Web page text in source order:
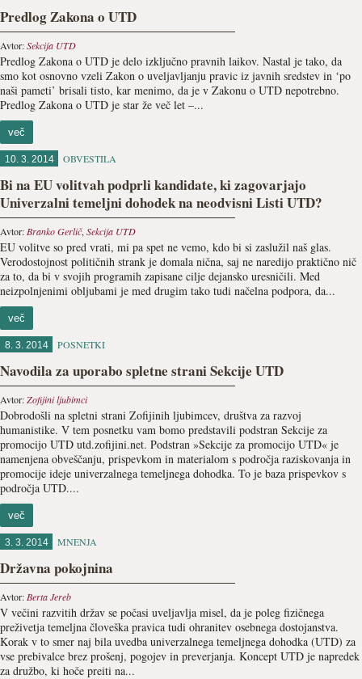
Predlog Zakona o UTD
Avtor:Sekcija UTD
Predlog Zakona o UTD je delo izključno pravnih laikov. Nastal je tako, da
smo kot osnovno vzeli Zakon o uveljavljanju pravic iz javnih sredstev in ‘po
naši pameti’ brisali tisto, kar menimo, da je v Zakonu o UTD nepotrebno.
Predlog Zakona o UTD je star že več let –...
več
10. 3. 2014 OBVESTILA
Bi na EU volitvah podprli kandidate, ki zagovarjajo
Univerzalni temeljni dohodek na neodvisni Listi UTD?
Avtor: Branko Gerlič, Sekcija UTD
EU volitve so pred vrati, mi pa spet ne vemo, kdo bi si zaslužil naš glas.
Verodostojnost političnih strank je domala nična, saj ne naredijo praktično nič
za to, da bi v svojih programih zapisane cilje dejansko uresničili. Med
neizpolnjenimi obljubami je med drugim tako tudi načelna podpora, da...
več
8. 3. 2014 POSNETKI
Navodila za uporabo spletne strani Sekcije UTD
Avtor:Zofijini ljubimci
Dobrodošli na spletni strani Zofijinih ljubimcev, društva za razvoj
humanistike. V tem posnetku vam bomo predstavili podstran Sekcije za
promocijo UTD utd.zofijini.net. Podstran »Sekcije za promocijo UTD« je
namenjena obveščanju, prispevkom in materialom s področja raziskovanja in
promocije ideje univerzalnega temeljnega dohodka. To je baza prispevkov s
področja UTD....
več
3. 3. 2014 MNENJA
Državna pokojnina
Avtor: Berta Jereb
V večini razvitih držav se počasi uveljavlja misel, da je poleg fizičnega
preživetja temeljna človeška pravica tudi ohranitev osebnega dostojanstva.
Korak v to smer naj bila uvedba univerzalnega temeljnega dohodka (UTD) za
vse prebivalce brez prošenj, pogojev in preverjanja. Koncept UTD je napredek
za družbo, ki hoče preiti na...